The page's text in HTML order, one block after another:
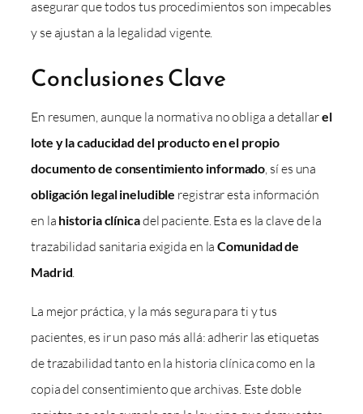
asegurar que todos tus procedimientos son impecables
y se ajustan a la legalidad vigente.
Conclusiones Clave
En resumen, aunque la normativa no obliga a detallarel
lote y la caducidad del producto en el propio
documento de consentimiento informado , sí es una
obligación legal ineludible registrar esta información
en la historia clínicadel paciente. Esta es la clave de la
trazabilidad sanitaria exigida en laComunidad de
Madrid
La mejor práctica, y la más segura para ti y tus
pacientes, es ir un paso más allá: adherir las etiquetas
de trazabilidad tanto en la historia clínica como en la
copia del consentimiento que archivas. Este doble